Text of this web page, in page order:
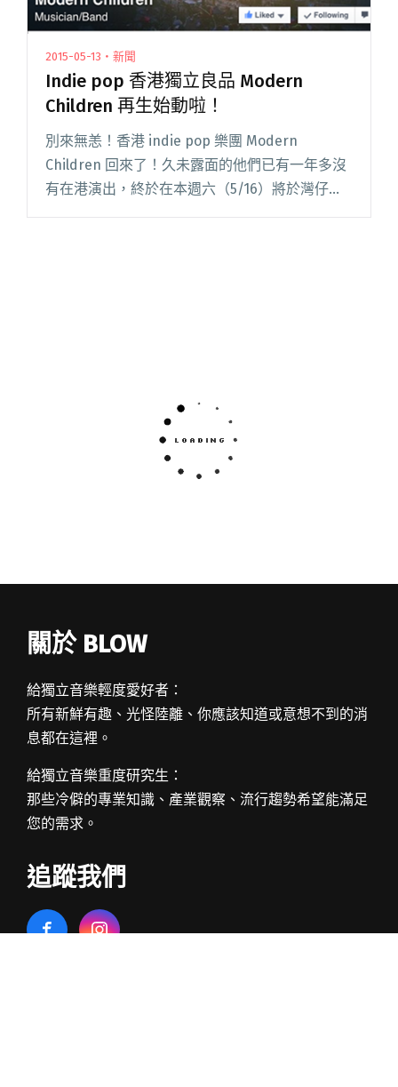
2015-05-13・新聞
Indie pop 香港獨立良品 Modern
Children 再生始動啦！
別來無恙！香港 indie pop 樂團 Modern
Children 回來了！久未露面的他們已有一年多沒
有在港演出，終於在本週六（5/16）將於灣仔參
與街頭音樂系列演出，與 Kassia Youth、The
關於 BLOW
給獨立音樂輕度愛好者：
所有新鮮有趣、光怪陸離、你應該知道或意想不到的消
息都在這裡。
給獨立音樂重度研究生：
那些冷僻的專業知識、產業觀察、流行趨勢希望能滿足
您的需求。
追蹤我們